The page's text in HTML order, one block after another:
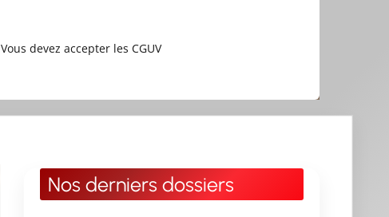
Vous devez accepter les CGUV
Nos derniers dossiers